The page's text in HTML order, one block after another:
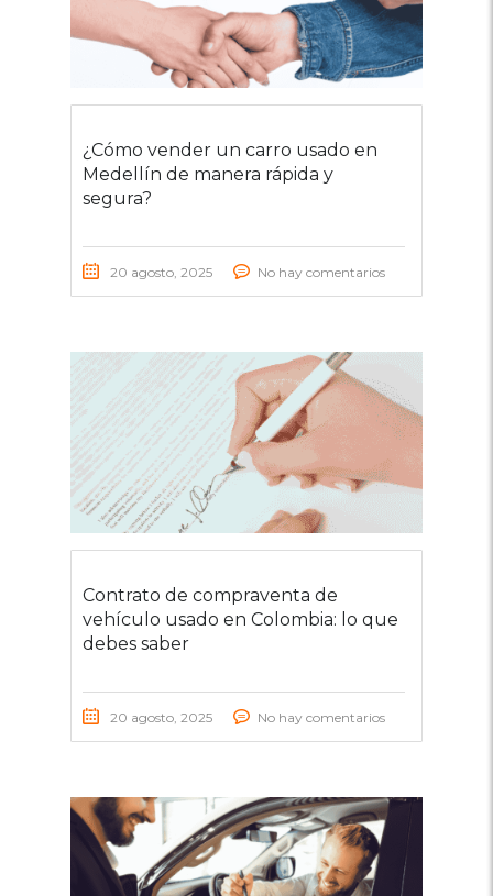
¿Cómo vender un carro usado en
Medellín de manera rápida y
segura?
20 agosto, 2025 No hay comentarios
Contrato de compraventa de
vehículo usado en Colombia: lo que
debes saber
20 agosto, 2025 No hay comentarios